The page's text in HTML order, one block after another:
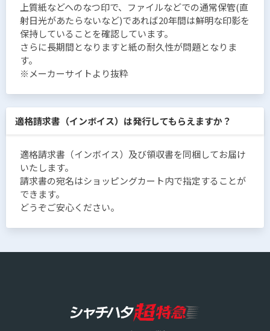
上質紙などへのなつ印で、ファイルなどでの通常保管(直
射日光があたらないなど)であれば20年間は鮮明な印影を
保持していることを確認しています。
さらに長期間となりますと紙の耐久性が問題となりま
す。
※メーカーサイトより抜粋
適格請求書（インボイス）は発行してもらえますか？
適格請求書（インボイス）及び領収書を同梱してお届け
いたします。
請求書の宛名はショッピングカート内で指定することが
できます。
どうぞご安心ください。